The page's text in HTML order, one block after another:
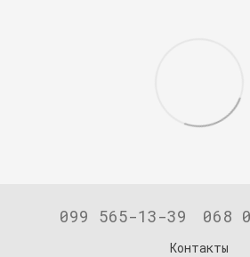
099 565-13-39 068
Контакты